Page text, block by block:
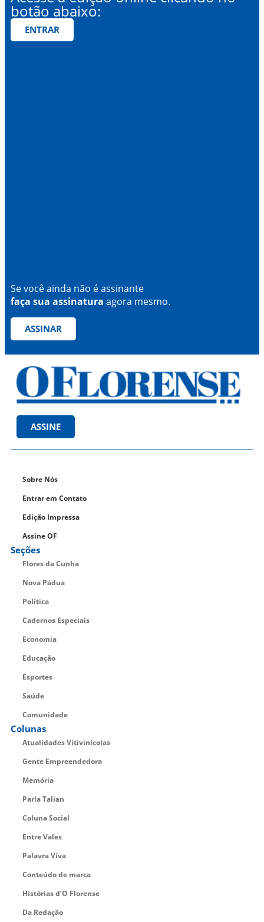
botão abaixo:
ENTRAR
Se você ainda não é assinante
faça sua assinatura agora mesmo.
ASSINAR
ASSINE
Sobre Nós
Entrar em Contato
Edição Impressa
Assine OF
Seções
Flores da Cunha
Nova Pádua
Política
Cadernos Especiais
Economia
Educação
Esportes
Saúde
Comunidade
Colunas
Atualidades Vitivinícolas
Gente Empreendedora
Memória
Parla Talian
Coluna Social
Entre Vales
Palavra Viva
Conteúdo de marca
Histórias d’O Florense
Da Redação